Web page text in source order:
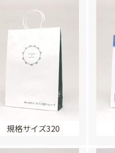
規格サイズ320